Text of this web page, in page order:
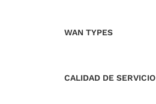
WAN TYPES
CALIDAD DE SERVICIO